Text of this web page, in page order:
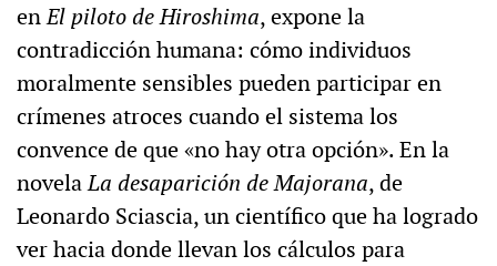
enEl piloto de Hiroshima, expone la
contradicción humana: cómo individuos
moralmente sensibles pueden participar en
crímenes atroces cuando el sistema los
convence de que «no hay otra opción». En la
novelaLa desaparición de Majorana, de
Leonardo Sciascia, un científico que ha logrado
ver hacia donde llevan los cálculos para